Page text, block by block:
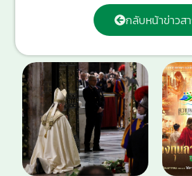
กลับหน้าข่าวส